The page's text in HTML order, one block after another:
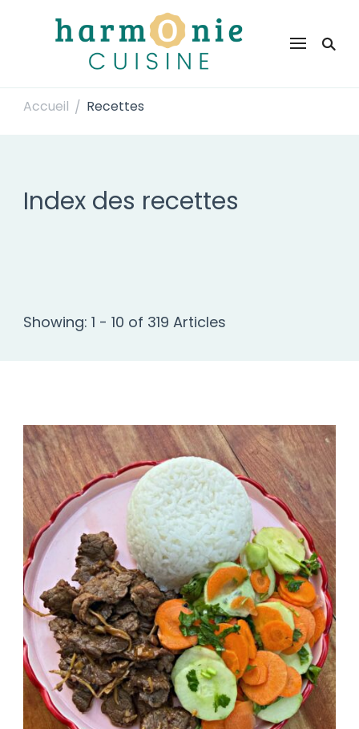
Harmonie Cuisine
Accueil / Recettes
Index des recettes
Showing: 1 - 10 of 319 Articles